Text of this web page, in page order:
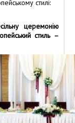
стилі:
церемонію
стиль –